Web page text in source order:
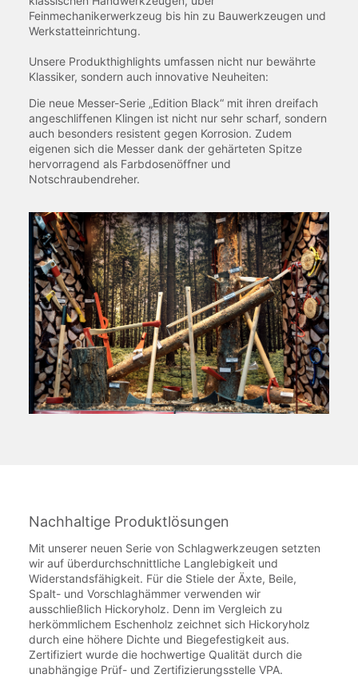
Feinmechanikerwerkzeug bis hin zu Bauwerkzeugen und
Werkstatteinrichtung.
Unsere Produkthighlights umfassen nicht nur bewährte
Klassiker, sondern auch innovative Neuheiten:
Die neue Messer-Serie „Edition Black“ mit ihren dreifach
angeschliffenen Klingen ist nicht nur sehr scharf, sondern
auch besonders resistent gegen Korrosion. Zudem
eigenen sich die Messer dank der gehärteten Spitze
hervorragend als Farbdosenöffner und
Notschraubendreher.
Nachhaltige Produktlösungen
Mit unserer neuen Serie von Schlagwerkzeugen setzten
wir auf überdurchschnittliche Langlebigkeit und
Widerstandsfähigkeit. Für die Stiele der Äxte, Beile,
Spalt- und Vorschlaghämmer verwenden wir
ausschließlich Hickoryholz. Denn im Vergleich zu
herkömmlichem Eschenholz zeichnet sich Hickoryholz
durch eine höhere Dichte und Biegefestigkeit aus.
Zertifiziert wurde die hochwertige Qualität durch die
unabhängige Prüf- und Zertifizierungsstelle VPA.